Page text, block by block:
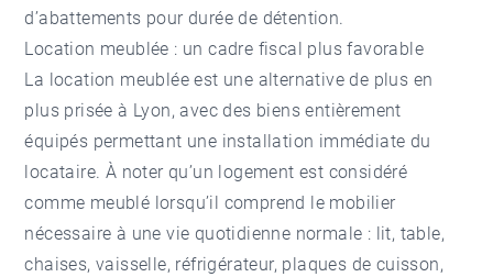
d’abattements pour durée de détention.
Location meublée : un cadre fiscal plus favorable
La location meublée est une alternative de plus en
plus prisée à Lyon, avec des biens entièrement
équipés permettant une installation immédiate du
locataire. À noter qu’un logement est considéré
comme meublé lorsqu’il comprend le mobilier
nécessaire à une vie quotidienne normale : lit, table,
chaises, vaisselle, réfrigérateur, plaques de cuisson,